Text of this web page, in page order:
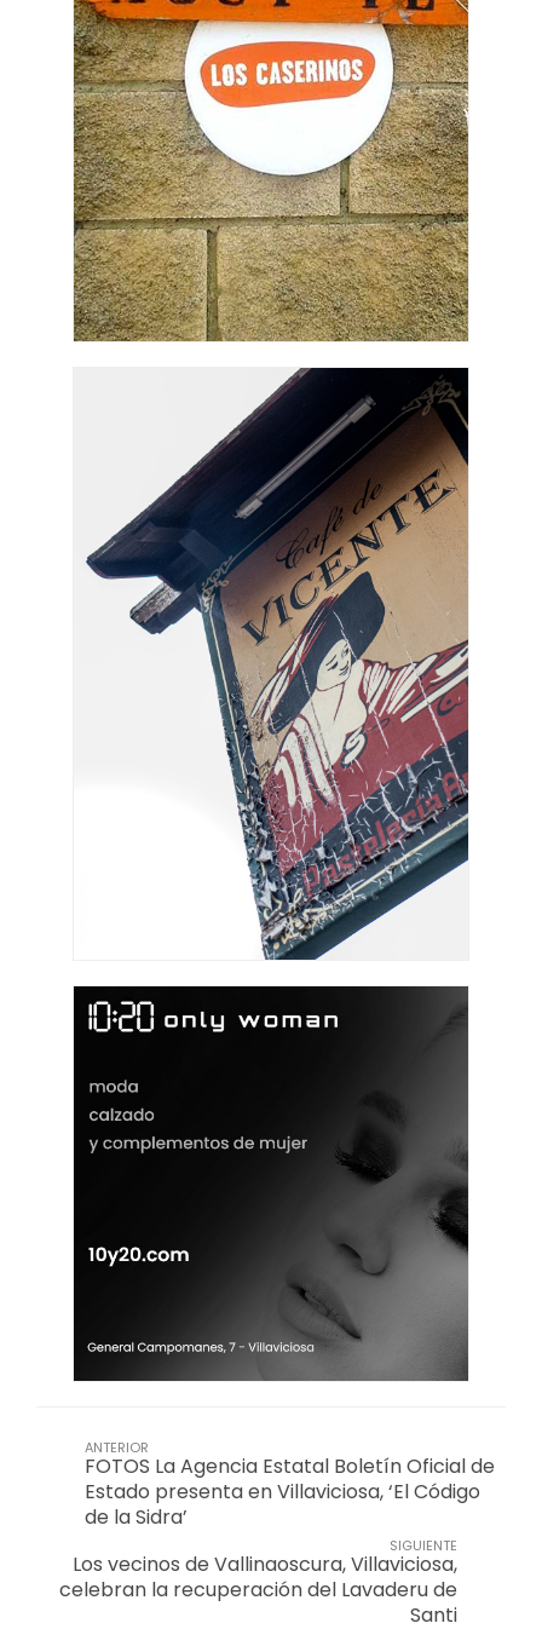
ANTERIOR
FOTOS La Agencia Estatal Boletín Oficial de
Estado presenta en Villaviciosa, ‘El Código
de la Sidra’
SIGUIENTE
Los vecinos de Vallinaoscura, Villaviciosa,
celebran la recuperación del Lavaderu de
Santi